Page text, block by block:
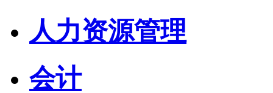
人力资源管理
会计